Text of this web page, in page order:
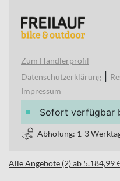
Zum Händlerprofil
Datenschutzerklärung
Impressum
Sofort verfügbar
Abholung: 1-3
Alle Angebote (2) ab 5.184,99